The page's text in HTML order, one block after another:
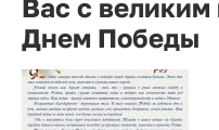
Вас с великим
Днем Победы